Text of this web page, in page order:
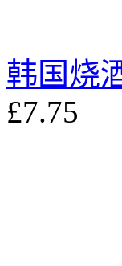
韩国烧
£7.75